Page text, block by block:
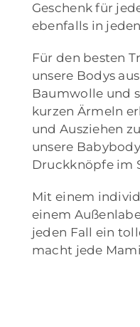
Geschenk für
ebenfalls in
Für den besten
unsere Bodys
Baumwolle und
kurzen Ärmeln
und Ausziehen
unsere
Druckknöpfe im
Mit einem
einem
jeden Fall ein
macht jede